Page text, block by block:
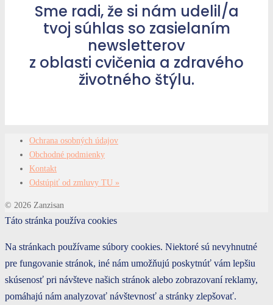
Sme radi, že si nám udelil/a
tvoj súhlas so zasielaním
newsletterov
z oblasti cvičenia a zdravého
životného štýlu.
Ochrana osobných údajov
Obchodné podmienky
Kontakt
Odstúpiť od zmluvy TU »
© 2026 Zanzisan
Táto stránka používa cookies
Na stránkach používame súbory cookies. Niektoré sú nevyhnutné
pre fungovanie stránok, iné nám umožňujú poskytnúť vám lepšiu
skúsenosť pri návšteve našich stránok alebo zobrazovaní reklamy,
pomáhajú nám analyzovať návštevnosť a stránky zlepšovať.